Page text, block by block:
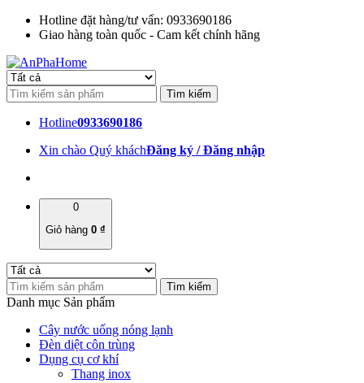
Hotline đặt hàng/tư vấn: 0933690186
Giao hàng toàn quốc - Cam kết chính hãng
Hotline0933690186
Xin chào Quý kháchĐăng ký / Đăng nhập
0
Giỏ hàng 0 ₫
Danh mục Sản phẩm
Cây nước uống nóng lạnh
Đèn diệt côn trùng
Dụng cụ cơ khí
Thang inox